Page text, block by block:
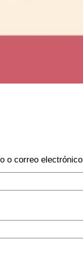
o correo electrónico